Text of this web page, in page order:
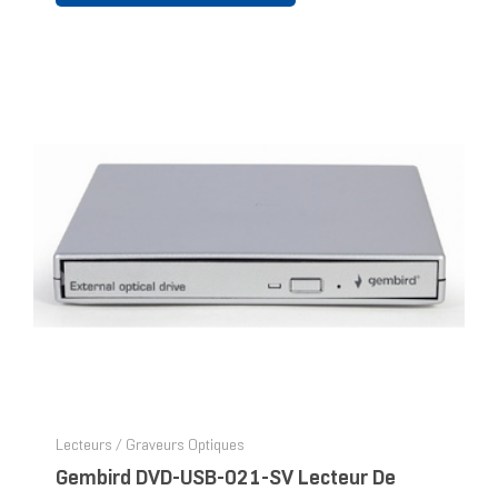
Lecteurs / Graveurs Optiques
Gembird DVD-USB-021-SV Lecteur De